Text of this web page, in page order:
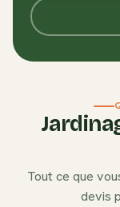
Tout ce que
devis